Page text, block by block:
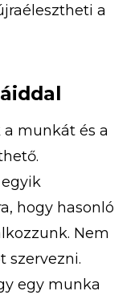
a
munkát és a
hogy hasonló
Nem
szervezni.
egy munka